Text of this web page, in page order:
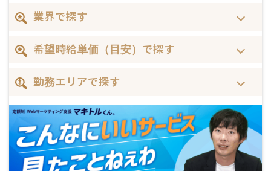
業界で探す
希望時給単価（目安）で探す
勤務エリアで探す